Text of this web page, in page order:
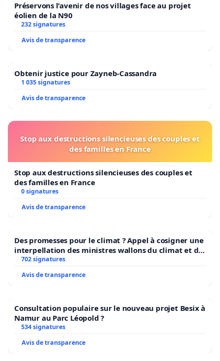
Préservons l'avenir de nos villages face au projet
éolien de la N90
232 signatures
Avis de transparence
Obtenir justice pour Zayneb-Cassandra
1 035 signatures
Avis de transparence
Stop aux destructions silencieuses des couples et
des familles en France
Stop aux destructions silencieuses des couples et
des familles en France
0 signatures
Avis de transparence
Des promesses pour le climat ? Appel à cosigner une
interpellation des ministres wallons du climat et de
l’environnement.
702 signatures
Avis de transparence
Consultation populaire sur le nouveau projet Besix à
Namur au Parc Léopold ?
534 signatures
Avis de transparence